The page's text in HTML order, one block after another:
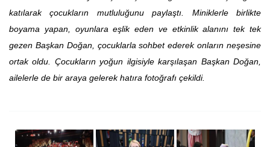
katılarak çocukların mutluluğunu paylaştı. Miniklerle birlikte
boyama yapan, oyunlara eşlik eden ve etkinlik alanını tek tek
gezen Başkan Doğan, çocuklarla sohbet ederek onların neşesine
ortak oldu. Çocukların yoğun ilgisiyle karşılaşan Başkan Doğan,
ailelerle de bir araya gelerek hatıra fotoğrafı çekildi.